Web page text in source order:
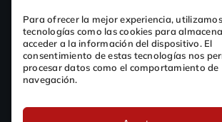
Para ofrecer la mejor experiencia, utilizamos
tecnologías como las cookies para
acceder a la información del dispositivo. El
consentimiento de estas tecnologías nos
procesar datos como el comportamiento de
navegación.
Condiciones